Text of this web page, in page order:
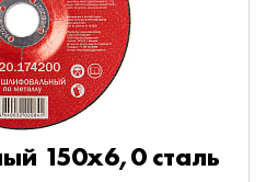
150х6,0 сталь